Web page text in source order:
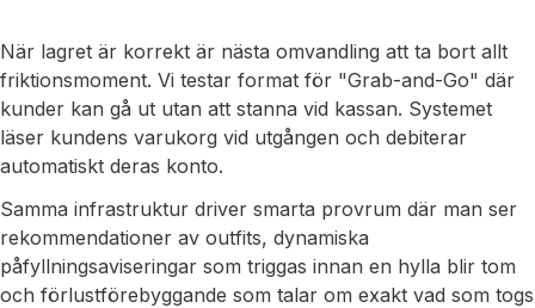
När lagret är korrekt är nästa omvandling att ta bort allt
friktionsmoment. Vi testar format för "Grab-and-Go" där
kunder kan gå ut utan att stanna vid kassan. Systemet
läser kundens varukorg vid utgången och debiterar
automatiskt deras konto.
Samma infrastruktur driver smarta provrum där man ser
rekommendationer av outfits, dynamiska
påfyllningsaviseringar som triggas innan en hylla blir tom
och förlustförebyggande som talar om exakt vad som togs